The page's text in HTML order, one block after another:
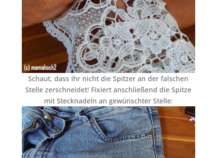
Schaut, dass ihr nicht die Spitzer an der falschen
Stelle zerschneidet! Fixiert anschließend die Spitze
mit Stecknadeln an gewünschter Stelle: